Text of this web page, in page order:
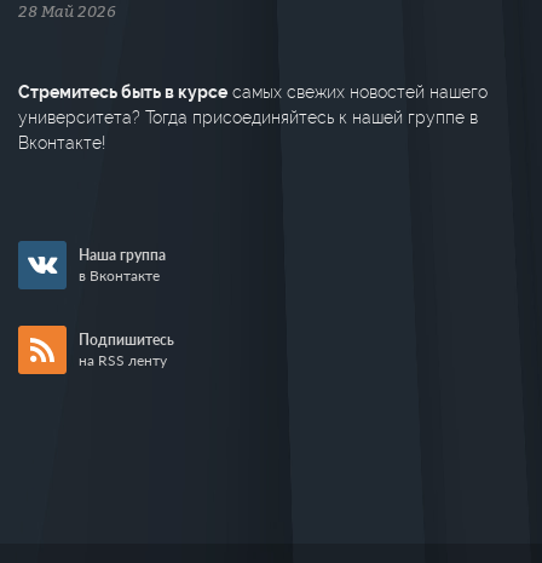
28 Май 2026
Стремитесь быть в курсе самых свежих новостей нашего
университета? Тогда присоединяйтесь к нашей группе в
Вконтакте!
Наша группа
в Вконтакте
Подпишитесь
на RSS ленту